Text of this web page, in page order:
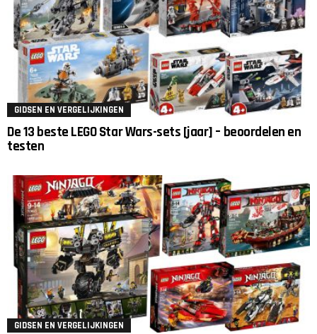
GIDSEN EN VERGELIJKINGEN
De 13 beste LEGO Star Wars-sets [jaar] – beoordelen en
testen
GIDSEN EN VERGELIJKINGEN